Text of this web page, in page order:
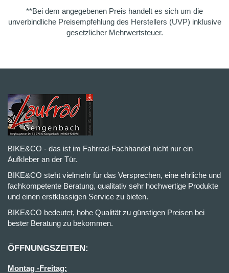
**Bei dem angegebenen Preis handelt es sich um die
unverbindliche Preisempfehlung des Herstellers (UVP) inklusive
gesetzlicher Mehrwertsteuer.
BIKE&CO - das ist im Fahrrad-Fachhandel nicht nur ein
Aufkleber an der Tür.
BIKE&CO steht vielmehr für das Versprechen, eine ehrliche und
fachkompetente Beratung, qualitativ sehr hochwertige Produkte
und einen erstklassigen Service zu bieten.
BIKE&CO bedeutet, hohe Qualität zu günstigen Preisen bei
bester Beratung zu bekommen.
ÖFFNUNGSZEITEN:
Montag -Freitag: